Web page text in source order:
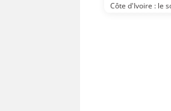
Côte d'Ivoire : le